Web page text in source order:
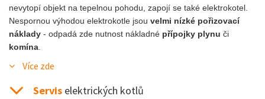
nevytopí objekt na tepelnou pohodu, zapojí se také elektrokotel.
Nespornou výhodou elektrokotle jsou velmi nízké pořizovací
náklady - odpadá zde nutnost nákladné přípojky plynu či
komína
Více zde
Servis elektrických kotlů